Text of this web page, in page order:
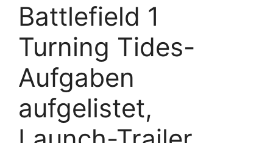
Battlefield 1
Turning Tides-
Aufgaben
aufgelistet,